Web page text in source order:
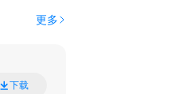
更多
下载